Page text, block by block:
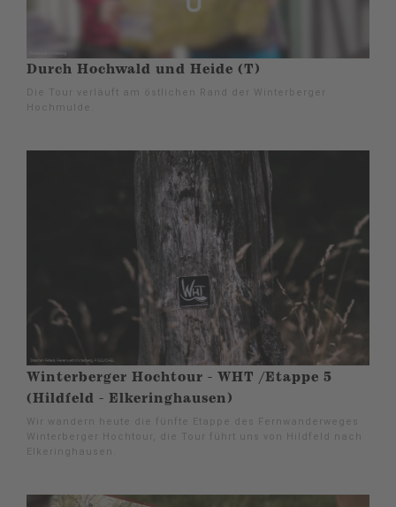
Durch Hochwald und Heide (T)
Die Tour verläuft am östlichen Rand der Winterberger
Hochmulde.
Winterberger Hochtour - WHT /Etappe 5
(Hildfeld - Elkeringhausen)
Wir wandern heute die fünfte Etappe des Fernwanderweges
Winterberger Hochtour, die Tour führt uns von Hildfeld nach
Elkeringhausen.